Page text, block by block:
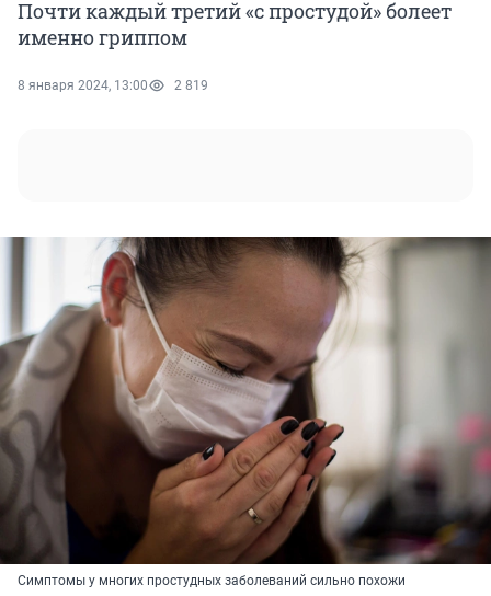
Почти каждый третий «с простудой» болеет
именно гриппом
8 января 2024, 13:00 2 819
Симптомы у многих простудных заболеваний сильно похожи